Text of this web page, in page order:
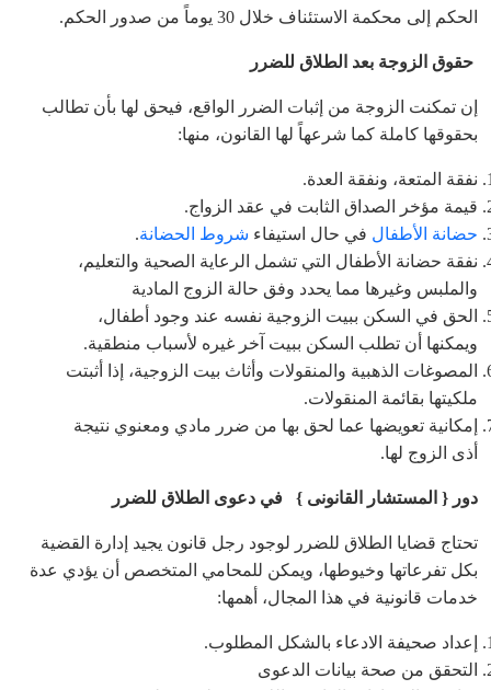
الحكم إلى محكمة الاستئناف خلال 30 يوماً من صدور الحكم.
حقوق الزوجة بعد الطلاق للضرر
إن تمكنت الزوجة من إثبات الضرر الواقع، فيحق لها بأن تطالب
بحقوقها كاملة كما شرعهاً لها القانون، منها:
نفقة المتعة، ونفقة العدة.
قيمة مؤخر الصداق الثابت في عقد الزواج.
حضانة الأطفال في حال استيفاء شروط الحضانة.
نفقة حضانة الأطفال التي تشمل الرعاية الصحية والتعليم،
والملبس وغيرها مما يحدد وفق حالة الزوج المادية
الحق في السكن ببيت الزوجية نفسه عند وجود أطفال،
ويمكنها أن تطلب السكن ببيت آخر غيره لأسباب منطقية.
المصوغات الذهبية والمنقولات وأثاث بيت الزوجية، إذا أثبتت
ملكيتها بقائمة المنقولات.
إمكانية تعويضها عما لحق بها من ضرر مادي ومعنوي نتيجة
أذى الزوج لها.
دور { المستشار القانونى } في دعوى الطلاق للضرر
تحتاج قضايا الطلاق للضرر لوجود رجل قانون يجيد إدارة القضية
بكل تفرعاتها وخيوطها، ويمكن للمحامي المتخصص أن يؤدي عدة
خدمات قانونية في هذا المجال، أهمها:
إعداد صحيفة الادعاء بالشكل المطلوب.
التحقق من صحة بيانات الدعوى